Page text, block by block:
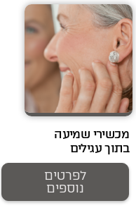
מכשירי שמיעה
בתוך עגילים
לפרטים
נוספים